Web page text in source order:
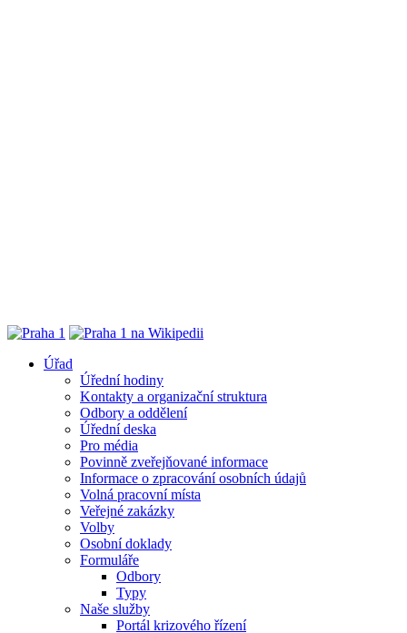
Úřad
Úřední hodiny
Kontakty a organizační struktura
Odbory a oddělení
Úřední deska
Pro média
Povinně zveřejňované informace
Informace o zpracování osobních údajů
Volná pracovní místa
Veřejné zakázky
Volby
Osobní doklady
Formuláře
Odbory
Typy
Naše služby
Portál krizového řízení